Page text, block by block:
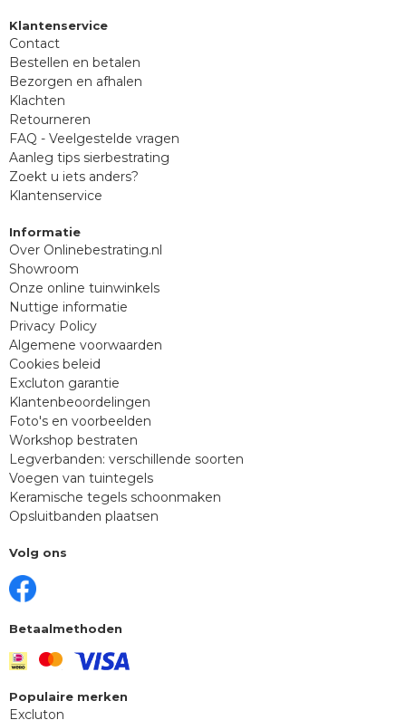
Klantenservice
Contact
Bestellen en betalen
Bezorgen en afhalen
Klachten
Retourneren
FAQ - Veelgestelde vragen
Aanleg tips sierbestrating
Zoekt u iets anders?
Klantenservice
Informatie
Over Onlinebestrating.nl
Showroom
Onze online tuinwinkels
Nuttige informatie
Privacy Policy
Algemene voorwaarden
Cookies beleid
Excluton garantie
Klantenbeoordelingen
Foto's en voorbeelden
Workshop bestraten
Legverbanden: verschillende soorten
Voegen van tuintegels
Keramische tegels schoonmaken
Opsluitbanden plaatsen
Volg ons
Betaalmethoden
Populaire merken
Excluton